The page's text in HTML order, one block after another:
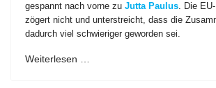
gespannt nach vorne zu Jutta Paulus. Die
zögert nicht und unterstreicht, dass die
dadurch viel schwieriger geworden sei.
Weiterlesen …